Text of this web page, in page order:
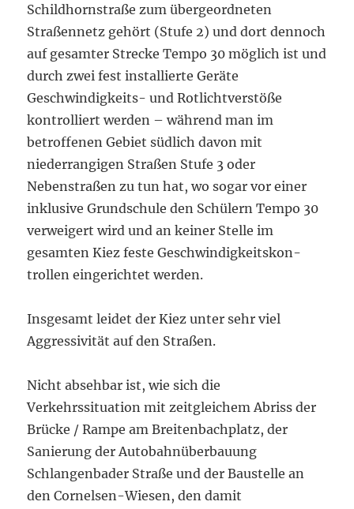
Schildhornstraße zum übergeordneten
Straßennetz gehört (Stufe 2) und dort dennoch
auf gesamter Strecke Tempo 30 möglich ist und
durch zwei fest installierte Geräte
Geschwindigkeits- und Rotlichtverstöße
kontrolliert werden – während man im
betroffenen Gebiet südlich davon mit
niederrangigen Straßen Stufe 3 oder
Nebenstraßen zu tun hat, wo sogar vor einer
inklusive Grundschule den Schülern Tempo 30
verweigert wird und an keiner Stelle im
gesamten Kiez feste Geschwindigkeitskon­
trollen eingerichtet werden.
Insgesamt leidet der Kiez unter sehr viel
Aggressivität auf den Straßen.
Nicht absehbar ist, wie sich die
Verkehrssituation mit zeitgleichem Abriss der
Brücke / Rampe am Breitenbachplatz, der
Sanierung der Autobahnüberbauung
Schlangenbader Straße und der Baustelle an
den Cornelsen-Wiesen, den damit